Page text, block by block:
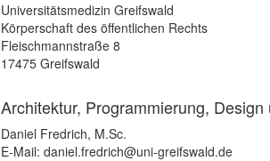
Universitätsmedizin Greifswald
Körperschaft des öffentlichen Rechts
Fleischmannstraße 8
17475 Greifswald
Architektur, Programmierung,
Daniel Fredrich, M.Sc.
E-Mail: daniel.fredrich@uni-greifswald.de